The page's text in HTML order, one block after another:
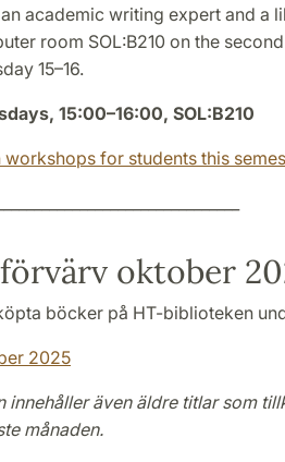
academic writing expert and a
room SOL:B210 on the
15–16.
15:00–16:00, SOL:B210
workshops for students this
oktober
böcker på HT-biblioteken
2025
innehåller även äldre titlar som
månaden.